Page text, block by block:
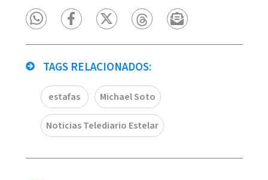
TAGS RELACIONADOS:
estafas Michael Soto
Noticias Telediario Estelar